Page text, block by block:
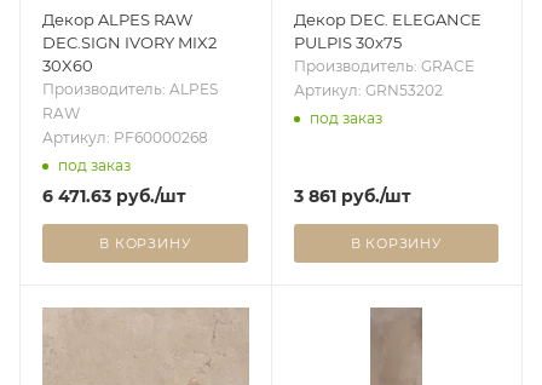
Декор ALPES RAW
DEC.SIGN IVORY MIX2
30X60
Производитель: ALPES
RAW
Артикул: PF60000268
под заказ
6 471.63 руб./шт
В КОРЗИНУ
Декор DEC. ELEGANCE
PULPIS 30x75
Производитель: GRACE
Артикул: GRN53202
под заказ
3 861руб./шт
В КОРЗИНУ